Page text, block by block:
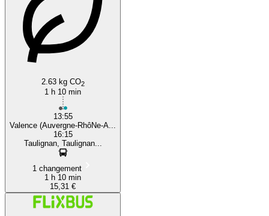
2.63 kg CO2
1 h 10 min
13:55
Valence (Auvergne-RhôNe-A...
16:15
Taulignan, Taulignan...
1 changement
1 h 10 min
15,31 €